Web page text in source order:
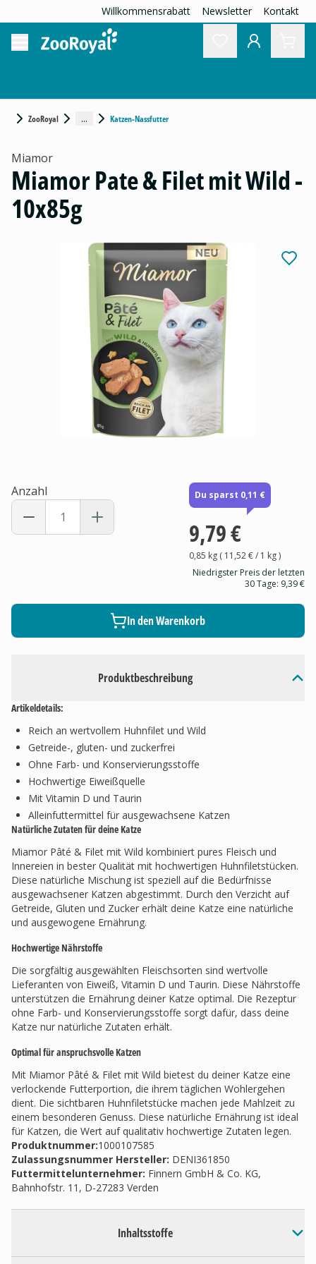
Willkommensrabatt Newsletter Kontakt
ZooRoyal ... Katzen-Nassfutter
Produktbeschreibung
Artikeldetails:
Reich an wertvollem Huhnfilet und Wild
Getreide-, gluten- und zuckerfrei
Ohne Farb- und Konservierungsstoffe
Hochwertige Eiweißquelle
Mit Vitamin D und Taurin
Alleinfuttermittel für ausgewachsene Katzen
Natürliche Zutaten für deine Katze
Miamor Pâté & Filet mit Wild kombiniert pures Fleisch und
Innereien in bester Qualität mit hochwertigen Huhnfiletstücken.
Diese natürliche Mischung ist speziell auf die Bedürfnisse
ausgewachsener Katzen abgestimmt. Durch den Verzicht auf
Getreide, Gluten und Zucker erhält deine Katze eine natürliche
und ausgewogene Ernährung.
Hochwertige Nährstoffe
Die sorgfältig ausgewählten Fleischsorten sind wertvolle
Lieferanten von Eiweiß, Vitamin D und Taurin. Diese Nährstoffe
unterstützen die Ernährung deiner Katze optimal. Die Rezeptur
ohne Farb- und Konservierungsstoffe sorgt dafür, dass deine
Katze nur natürliche Zutaten erhält.
Optimal für anspruchsvolle Katzen
Mit Miamor Pâté & Filet mit Wild bietest du deiner Katze eine
verlockende Futterportion, die ihrem täglichen Wohlergehen
dient. Die sichtbaren Huhnfiletstücke machen jede Mahlzeit zu
einem besonderen Genuss. Diese natürliche Ernährung ist ideal
für Katzen, die Wert auf qualitativ hochwertige Zutaten legen.
Produktnummer:1000107585
Zulassungsnummer Hersteller: DENI361850
Futtermittelunternehmer: Finnern GmbH & Co. KG,
Bahnhofstr. 11, D-27283 Verden
Inhaltsstoffe
Miamor
Miamor Pate & Filet mit Wild -
10x85g
Anzahl Du sparst 0,11 €
9,79 €
0,85 kg( 11,52 €/ 1 kg)
Niedrigster Preis der letzten
30 Tage: 9,39 €
In den Warenkorb